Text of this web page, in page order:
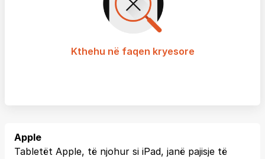
Kthehu në faqen kryesore
Apple
Tabletët Apple, të njohur si iPad, janë pajisje të